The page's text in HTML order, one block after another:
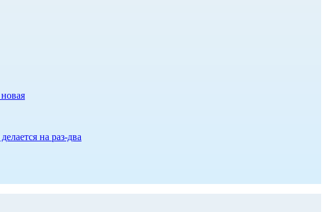
на раз-два